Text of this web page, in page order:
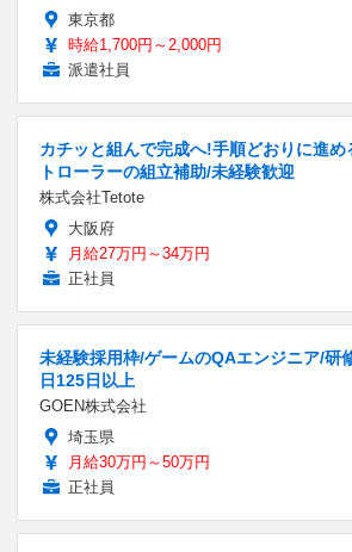
東京都
時給1,700円～2,000円
派遣社員
カチッと組んで完成へ!手順どおりに進
トローラーの組立補助/未経験歓迎
株式会社Tetote
大阪府
月給27万円～34万円
正社員
未経験採用枠/ゲームのQAエンジニア/研
日125日以上
GOEN株式会社
埼玉県
月給30万円～50万円
正社員